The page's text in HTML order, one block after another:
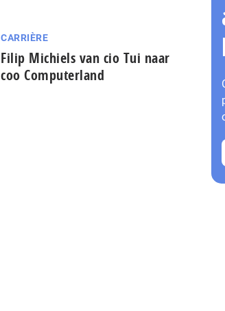
CARRIÈRE
Filip Michiels van cio Tui naar
coo Computerland